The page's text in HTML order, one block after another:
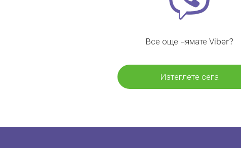
Все още нямате Viber?
Изтеглете сега